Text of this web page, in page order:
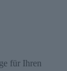
für Ihren